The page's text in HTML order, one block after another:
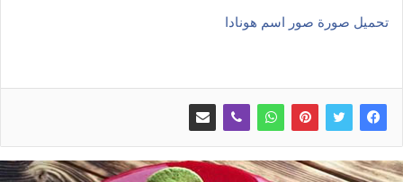
تحميل صورة صور اسم هونادا